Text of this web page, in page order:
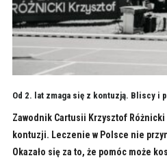
Od 2. lat zmaga się z kontuzją. Bliscy i
Zawodnik Cartusii Krzysztof Różnicki
kontuzji. Leczenie w Polsce nie
Okazało się za to, że pomóc może